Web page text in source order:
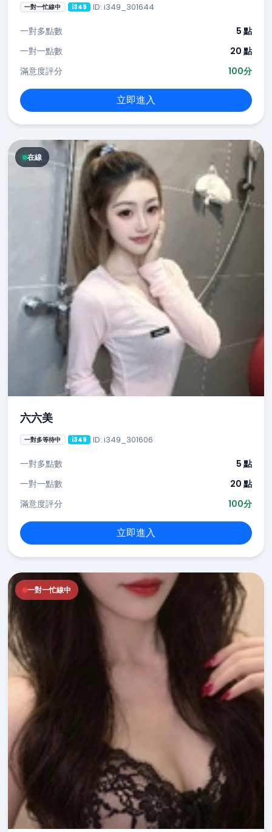
一對一忙線中 i349 ID: i349_301644
一對多點數
5 點
一對一點數
20 點
滿意度評分
100分
立即進入
在線
六六美
一對多等待中 i349 ID: i349_301606
一對多點數
5 點
一對一點數
20 點
滿意度評分
100分
立即進入
一對一忙線中